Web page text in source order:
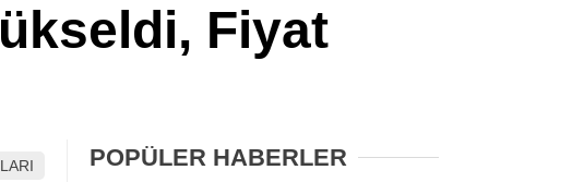
Altcoin Haberleri
XRP Haberleri
Fiyat
POPÜLER HABERLER